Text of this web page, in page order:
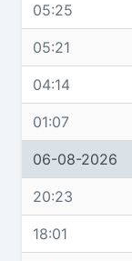
05:25
05:21
04:14
01:07
06-08-2026
20:23
18:01